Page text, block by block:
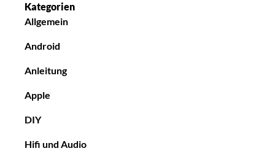
Kategorien
Allgemein
Android
Anleitung
Apple
DIY
Hifi und Audio